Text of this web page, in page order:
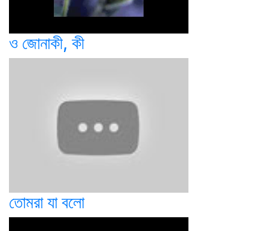
ও জোনাকী, কী
তোমরা যা বলো